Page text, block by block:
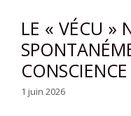
LE « VÉCU »
1 juin 2026